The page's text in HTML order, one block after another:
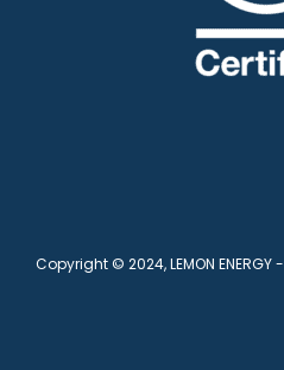
Copyright © 2024, LEMON ENERGY -